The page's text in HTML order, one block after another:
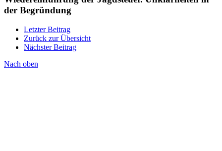
der Begründung
Letzter Beitrag
Zurück zur Übersicht
Nächster Beitrag
Nach oben